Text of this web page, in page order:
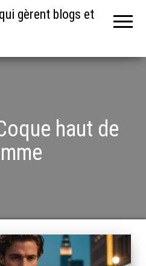
gèrent blogs et
haut de